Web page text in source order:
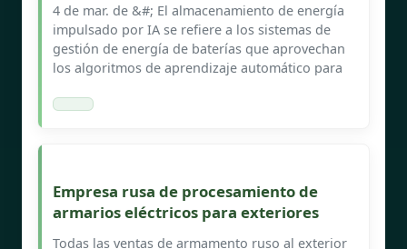
4 de mar. de &#; El almacenamiento de energía
impulsado por IA se refiere a los sistemas de
gestión de energía de baterías que aprovechan
los algoritmos de aprendizaje automático para
Empresa rusa de procesamiento de
armarios eléctricos para exteriores
Todas las ventas de armamento ruso al exterior